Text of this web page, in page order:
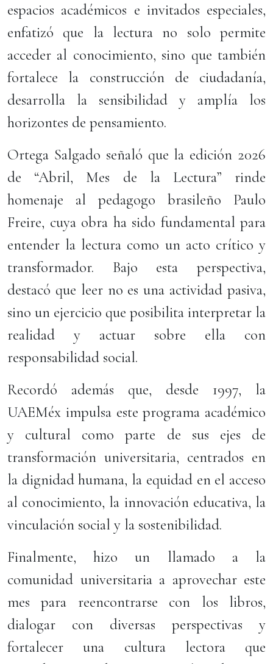
espacios académicos e invitados especiales,
enfatizó que la lectura no solo permite
acceder al conocimiento, sino que también
fortalece la construcción de ciudadanía,
desarrolla la sensibilidad y amplía los
horizontes de pensamiento.
Ortega Salgado señaló que la edición 2026
de “Abril, Mes de la Lectura” rinde
homenaje al pedagogo brasileño Paulo
Freire, cuya obra ha sido fundamental para
entender la lectura como un acto crítico y
transformador. Bajo esta perspectiva,
destacó que leer no es una actividad pasiva,
sino un ejercicio que posibilita interpretar la
realidad y actuar sobre ella con
responsabilidad social.
Recordó además que, desde 1997, la
UAEMéx impulsa este programa académico
y cultural como parte de sus ejes de
transformación universitaria, centrados en
la dignidad humana, la equidad en el acceso
al conocimiento, la innovación educativa, la
vinculación social y la sostenibilidad.
Finalmente, hizo un llamado a la
comunidad universitaria a aprovechar este
mes para reencontrarse con los libros,
dialogar con diversas perspectivas y
fortalecer una cultura lectora que